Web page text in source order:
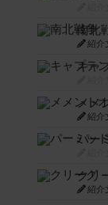
南北
紹介
紹介
パー
クリ
紹介